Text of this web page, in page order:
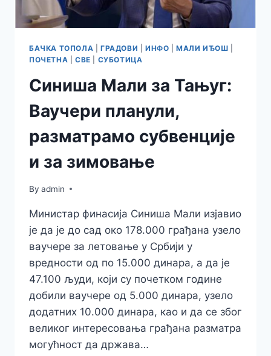
БАЧКА ТОПОЛА ГРАДОВИ ИНФО |МАЛИ ИЂОШ
ПОЧЕТНА
СВЕ СУБОТИЦА
Синиша Мали за Тањуг:
Ваучери планули,
разматрамо субвенције
и за зимовање
By admin
Министар финасија Синиша Мали изјавио
је да је до сад око 178.000 грађана узело
ваучере за летовање у Србији у
вредности од по 15.000 динара, а да је
47.100 људи, који су почетком године
добили ваучере од 5.000 динара, узело
додатних 10.000 динара, као и да се због
великог интересовања грађана разматра
могућност да држава…